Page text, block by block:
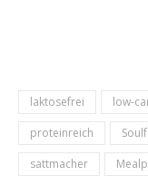
laktosefrei low-
proteinreich
sattmacher